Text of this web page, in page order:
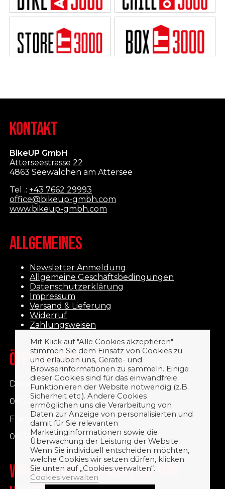
KONTAKT
BikeUP GmbH
Atterseestrasse 22
4863 Seewalchen am Attersee
Tel .:+43 7662 29993
office@bikeup-gmbh.com
www.bikeup-gmbh.com
ALLGEMEINES
Newsletter Anmeldung
Allgemeine Geschäftsbedingungen
Datenschutzerklärung
Impressum
Versand & Lieferung
Widerruf
Zahlungsweisen
ÖFFNUNGSZEITEN
Dienstag, Mittwoch, Donnerstag
08:30–12:00 & 13:00–16:00 Uhr
Freitag
08:30-14:00
WIR SIND MADE IN AUSTRIA. UND
Mit Klick auf "Alle Cookies akzeptieren"
stimmen Sie dem Einsatz von Cookies zu
und erlauben uns, Geräte- und
Browserinformationen zu sammeln. Einige
dieser Cookies sind für das einwandfreie
Funktionieren der Website notwendig (z.B.
Sicherheit etc.). Andere Cookies
ermöglichen uns die Verarbeitung von
Daten zur Anzeige von personalisierten und
damit für Sie relevanten
Marketinginformationen sowie die
Überwachung der Leistung der Website.
Wenn Sie individuell entscheiden möchten,
welche Cookies wir setzen dürfen, klicken
Sie unten auf „Cookies verwalten“.
Cookies verwalten